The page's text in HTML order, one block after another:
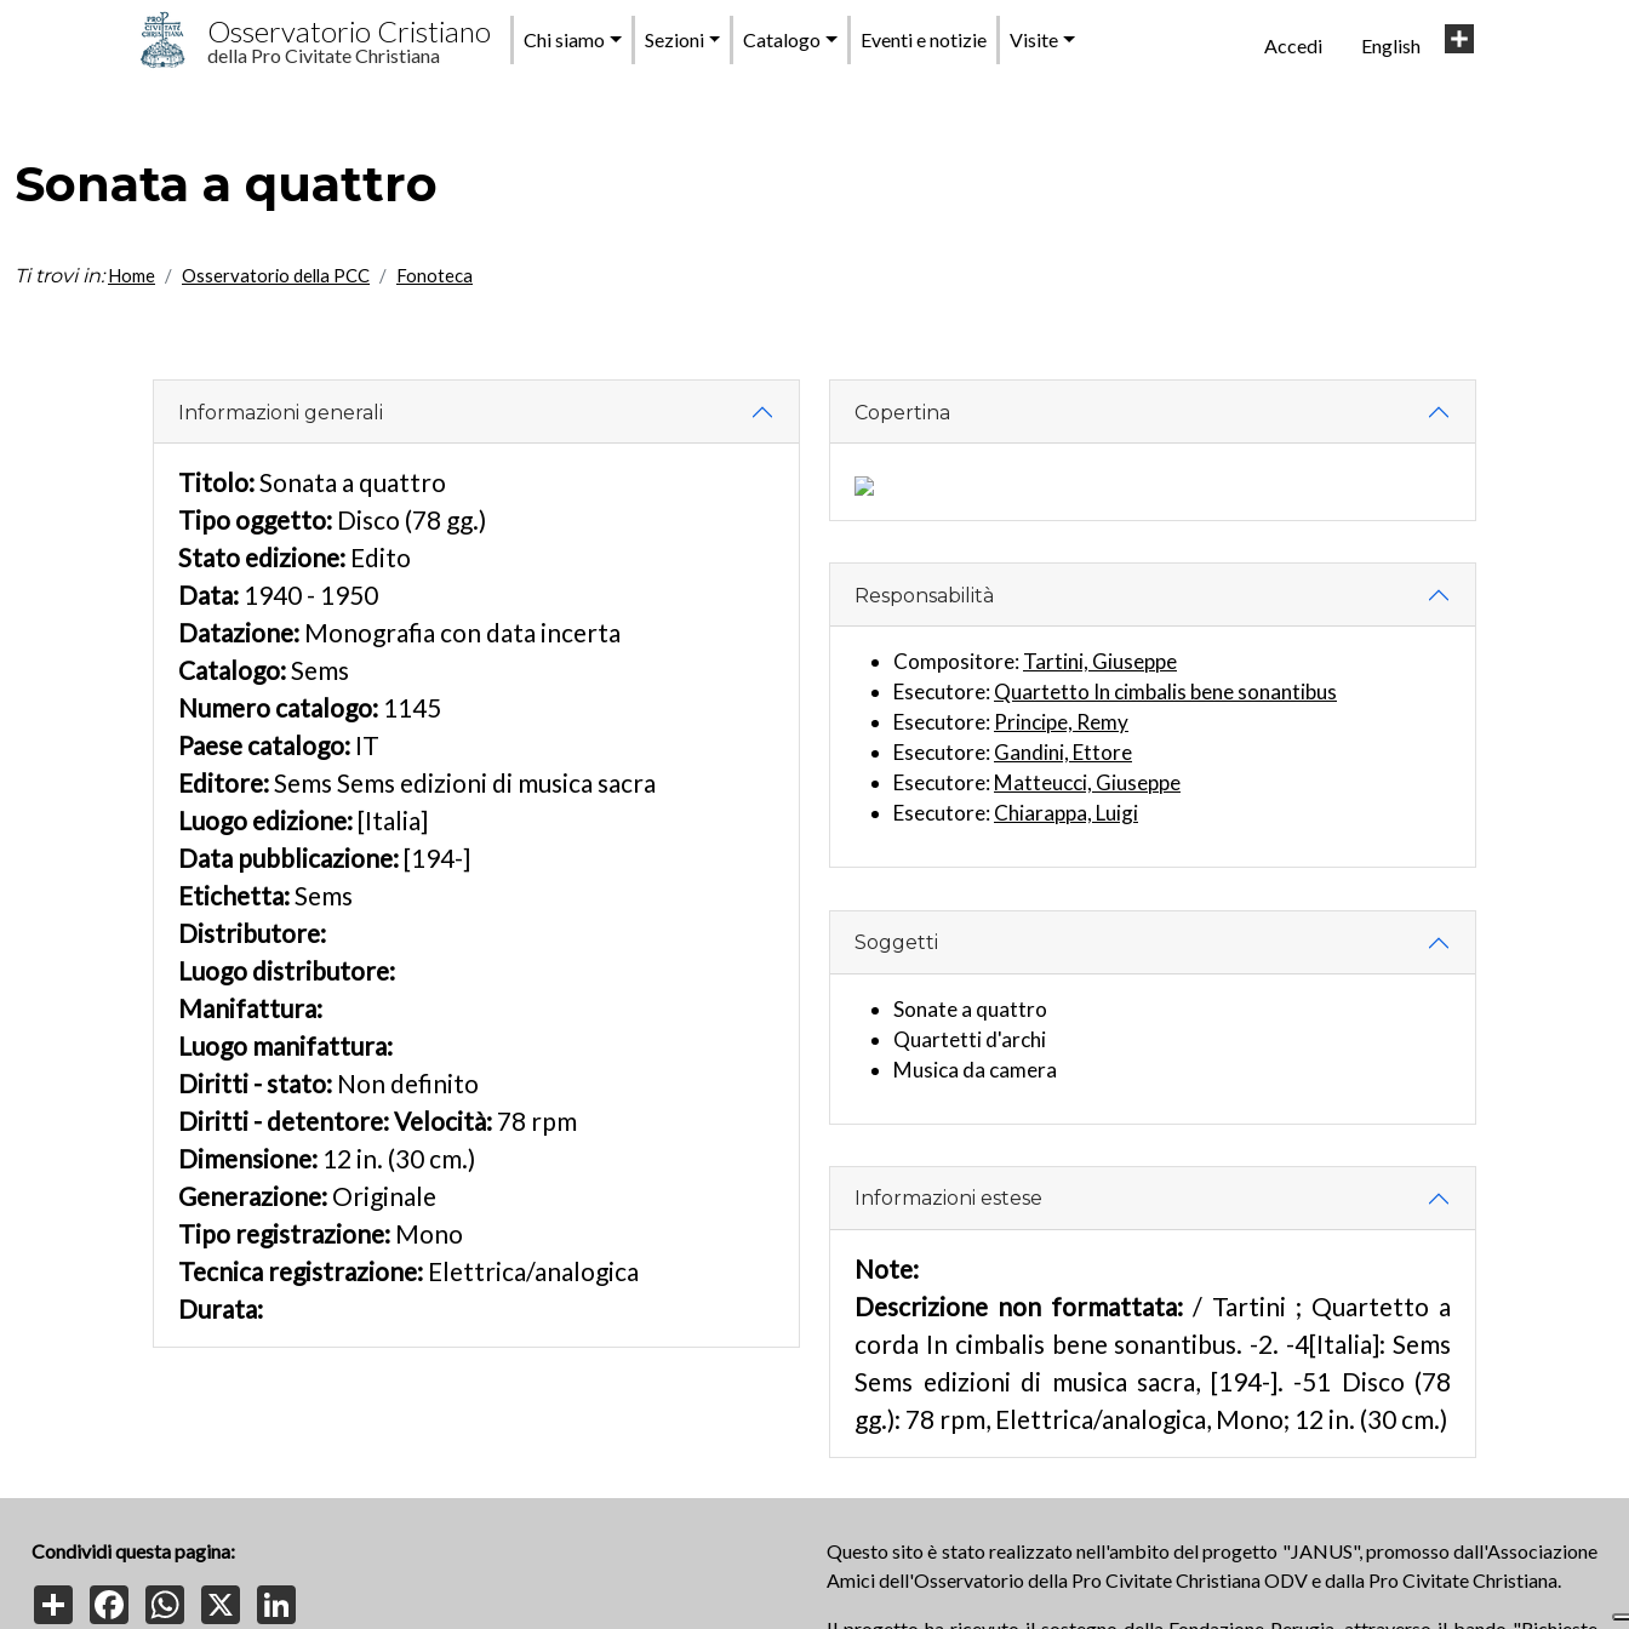
Salta al contenuto principale
Osservatorio Cristiano
della Pro Civitate Christiana
Menu
principale
Chi siamo Sezioni Catalogo Eventi e notizie Visite
User
Accedi English
Sonata a quattro
Ti trovi in: Home Osservatorio della PCC Fonoteca
Informazioni generali
Titolo:Sonata a quattro
Tipo oggetto: Disco (78 gg.)
Stato edizione: Edito
Data: 1940 - 1950
Datazione: Monografia con data incerta
Catalogo:Sems
Numero catalogo: 1145
Paese catalogo: IT
Editore:Sems Sems edizioni di musica sacra
Luogo edizione: [Italia]
Data pubblicazione: [194-]
Etichetta:Sems
Distributore:
Luogo distributore:
Manifattura:
Luogo manifattura:
Diritti - stato: Non definito
Diritti - detentore:Velocità: 78 rpm
Dimensione: 12 in. (30 cm.)
Generazione: Originale
Tipo registrazione: Mono
Tecnica registrazione: Elettrica/analogica
Durata:
Copertina
Responsabilità
Compositore:Tartini, Giuseppe
Esecutore:Quartetto In cimbalis bene sonantibus
Esecutore: Principe, Remy
Esecutore:Gandini, Ettore
Esecutore:Matteucci, Giuseppe
Esecutore:Chiarappa, Luigi
Soggetti
Sonate a quattro
Quartetti d'archi
Musica da camera
Informazioni estese
Note:
Descrizione non formattata: / Tartini ; Quartetto a
corda In cimbalis bene sonantibus. -2. -4[Italia]: Sems
Sems edizioni di musica sacra, [194-]. -51 Disco (78
gg.): 78 rpm, Elettrica/analogica, Mono; 12 in. (30 cm.)
Condividi questa pagina:
Share
FacebookWhatsApp
Questo sito è stato realizzato nell'ambito del progetto "JANUS", promosso dall'Associazione
Amici dell'Osservatorio della Pro Civitate Christiana ODV e dalla Pro Civitate Christiana.